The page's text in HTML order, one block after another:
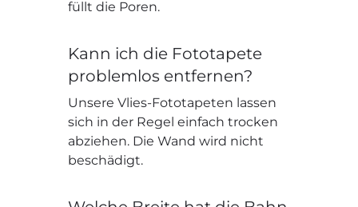
füllt die Poren.
Kann ich die Fototapete
problemlos entfernen?
Unsere Vlies-Fototapeten lassen
sich in der Regel einfach trocken
abziehen. Die Wand wird nicht
beschädigt.